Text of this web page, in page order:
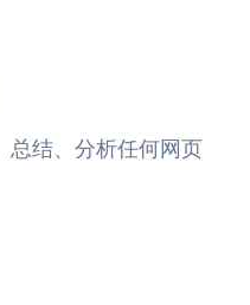
总结、分析任何网页